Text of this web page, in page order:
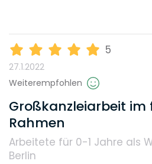
Gehalt
5
27.1.2022
Weiterempfohlen
Großkanzleiarbeit im
Rahmen
Arbeitete für 0-1 Jahre als
Berlin